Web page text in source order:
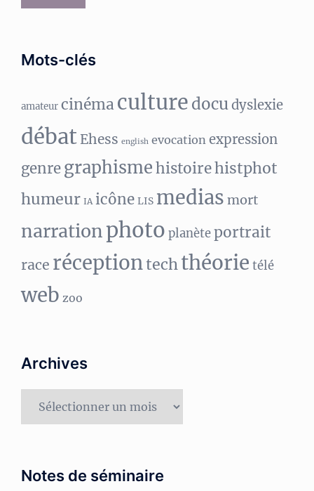
Mots-clés
amateur cinémaculture docudyslexie
débat Ehess english evocation expression
genregraphismehistoirehistphot
humeur IA icône LIS medias mort
narrationphoto planèteportrait
race réceptiontechthéorie télé
web zoo
Archives
Archives
Notes de séminaire